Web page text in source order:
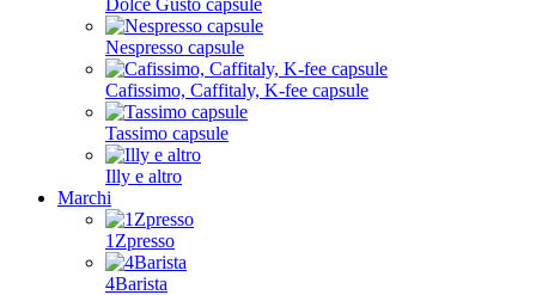
Dolce Gusto capsule
Nespresso capsule
Cafissimo, Caffitaly, K-fee capsule
Tassimo capsule
Illy e altro
Marchi
1Zpresso
4Barista